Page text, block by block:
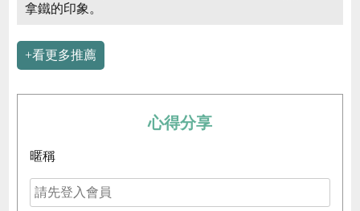
拿鐵的印象。
+看更多推薦
心得分享
暱稱